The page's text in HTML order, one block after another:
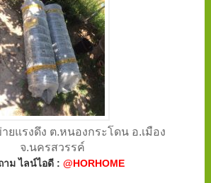
ยแรงดึง ต.หนองกระโดน อ.เมือง
จ.นครสวรรค์
าม ไลน์ไอดี :@HORHOME